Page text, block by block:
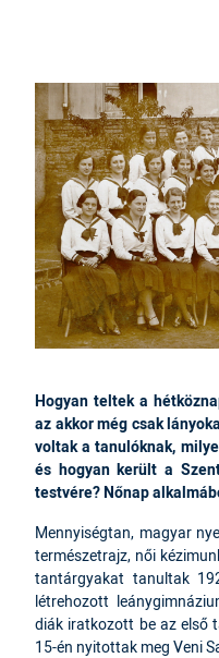
Hogyan teltek a
az akkor még csak
voltak a tanulóknak,
és hogyan került a
testvére? Nőnap
Mennyiségtan, magyar
természetrajz, női
tantárgyakat tanultak
létrehozott
diák iratkozott be az első
15-én nyitottak meg Veni